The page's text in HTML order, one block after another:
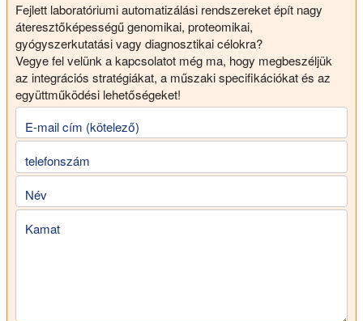
Fejlett laboratóriumi automatizálási rendszereket épít nagy
áteresztőképességű genomikai, proteomikai,
gyógyszerkutatási vagy diagnosztikai célokra?
Vegye fel velünk a kapcsolatot még ma, hogy megbeszéljük
az integrációs stratégiákat, a műszaki specifikációkat és az
együttműködési lehetőségeket!
E-mail cím (kötelező)
telefonszám
Név
Kamat